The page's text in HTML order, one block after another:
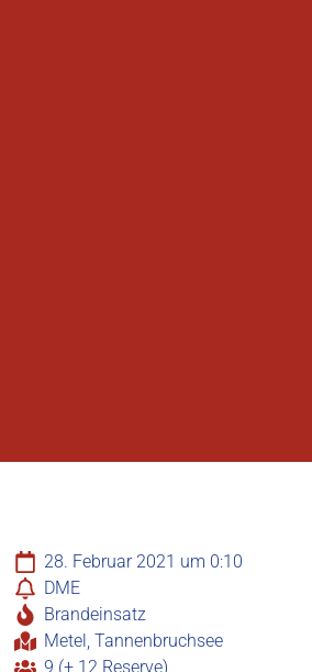
28. Februar 2021 um 0:10
DME
Brandeinsatz
Metel, Tannenbruchsee
9 (+ 12 Reserve)